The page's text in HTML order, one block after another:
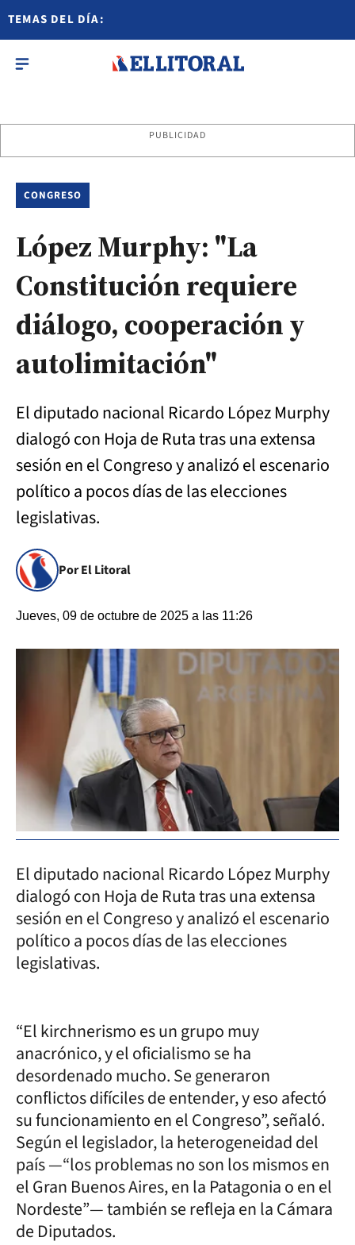
TEMAS DEL DÍA:
PUBLICIDAD
CONGRESO
López Murphy: "La
Constitución requiere
diálogo, cooperación y
autolimitación"
El diputado nacional Ricardo López Murphy
dialogó con Hoja de Ruta tras una extensa
sesión en el Congreso y analizó el escenario
político a pocos días de las elecciones
legislativas.
Por El Litoral
Jueves, 09 de octubre de 2025 a las 11:26
El diputado nacional Ricardo López Murphy
dialogó con Hoja de Ruta tras una extensa
sesión en el Congreso y analizó el escenario
político a pocos días de las elecciones
legislativas.
“El kirchnerismo es un grupo muy
anacrónico, y el oficialismo se ha
desordenado mucho. Se generaron
conflictos difíciles de entender, y eso afectó
su funcionamiento en el Congreso”, señaló.
Según el legislador, la heterogeneidad del
país —“los problemas no son los mismos en
el Gran Buenos Aires, en la Patagonia o en el
Nordeste”— también se refleja en la Cámara
de Diputados.